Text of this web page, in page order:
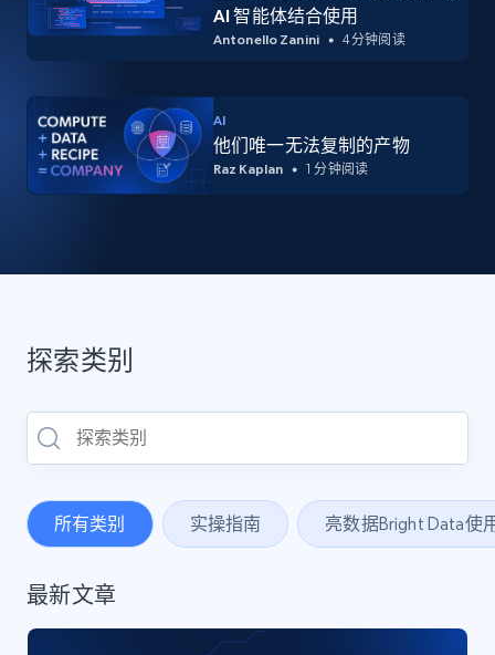
AI 智能体结合使用
Antonello Zanini 4 分钟阅读
AI
他们唯一无法复制的产物
Raz Kaplan 1 分钟阅读
探索类别
所有类别 实操指南 亮数据Bright Data使
最新文章